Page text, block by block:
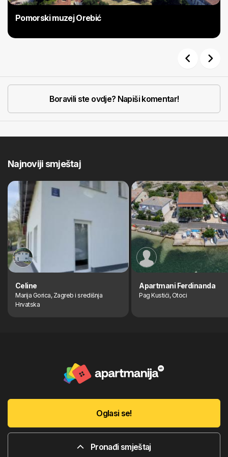
Pomorski muzej Orebić
Boravili ste ovdje? Napiši komentar!
Najnoviji smještaj
Celine
Marija Gorica, Zagreb i središnja
Hrvatska
Apartmani Ferdinanda
Pag Kustići, Otoci
Oglasi se!
Pronađi smještaj